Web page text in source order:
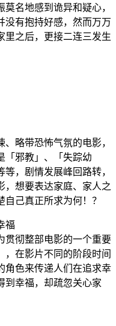
名地感到诡异和疑心，
没有抱持好感，然而万万
里之后，更接二连三发生
略带恐怖气氛的电影，
「邪教」、「失踪幼
，剧情发展峰回路转，
，想要表达家庭、家人之
己真正所求为何！？
福
贯彻整部电影的一个重要
，在影片不同的阶段时间
角色来传递人们在追求幸
到幸福，却疏忽关心家